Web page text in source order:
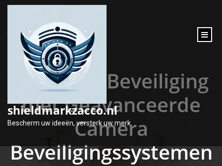
inhoud
shieldmarkzacco.nl
Bescherm uw ideeën, versterk uw merk.
Optimale Beveiliging
met Geavanceerde
Camera
Beveiligingssystemen